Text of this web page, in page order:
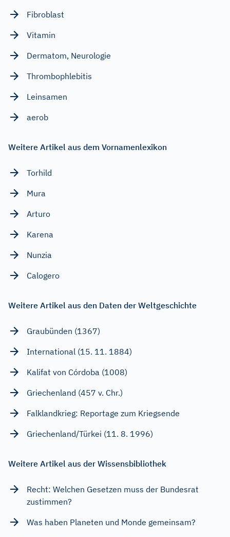
Fibroblast
Vitamin
Dermatom, Neurologie
Thrombophlebitis
Leinsamen
aerob
Weitere Artikel aus dem Vornamenlexikon
Torhild
Mura
Arturo
Karena
Nunzia
Calogero
Weitere Artikel aus den Daten der Weltgeschichte
Graubünden (1367)
International (15. 11. 1884)
Kalifat von Córdoba (1008)
Griechenland (457 v. Chr.)
Falklandkrieg: Reportage zum Kriegsende
Griechenland/Türkei (11. 8. 1996)
Weitere Artikel aus der Wissensbibliothek
Recht: Welchen Gesetzen muss der Bundesrat
zustimmen?
Was haben Planeten und Monde gemeinsam?